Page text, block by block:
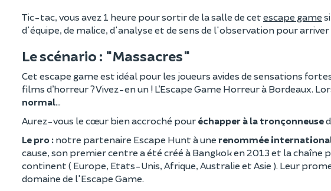
Tic-tac, vous avez 1 heure pour sortir de la salle de cet escape game
d'équipe, de malice, d'analyse et de sens de l'observation pour
Le scénario : "Massacres"
Cet escape game est idéal pour les joueurs avides de sensations
films d’horreur ? Vivez-en un ! L’Escape Game Horreur à Bordeaux.
normal…
Aurez-vous le cœur bien accroché pour échapper à la tronçonneuse
Le pro : notre partenaire Escape Hunt à une renommée
cause, son premier centre a été créé à Bangkok en 2013 et la chaîne
continent ( Europe, Etats-Unis, Afrique, Australie et Asie ). Leur
domaine de l'Escape Game.